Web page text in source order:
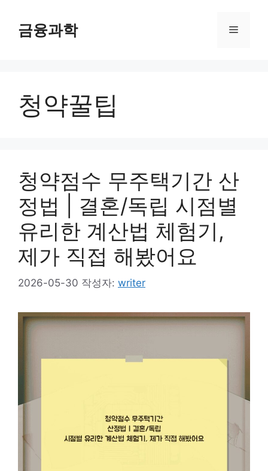
금융과학 메
청약꿀팁
청약점수 무주택기간 산
정법 | 결혼/독립 시점별
유리한 계산법 체험기,
제가 직접 해봤어요
2026-05-30 작성자: writer